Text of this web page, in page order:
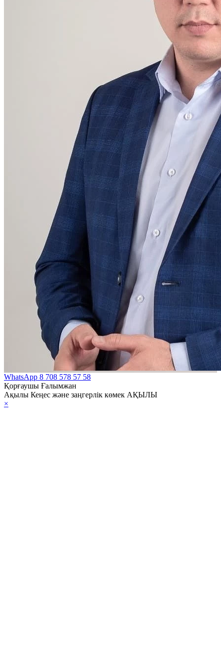
WhatsApp 8 708 578 57 58
Қорғаушы Ғалымжан
Ақылы Кеңес және заңгерлік көмек АҚЫЛЫ
×